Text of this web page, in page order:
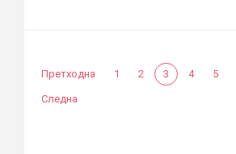
Претходна 1 2 3 4 5
Следна